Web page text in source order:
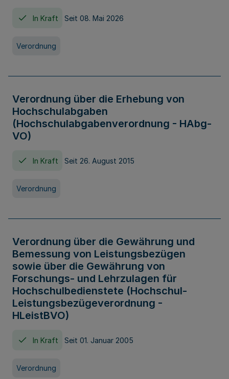
In Kraft Seit 08. Mai 2026
Verordnung
Verordnung über die Erhebung von
Hochschulabgaben
(Hochschulabgabenverordnung - HAbg-
VO)
In Kraft Seit 26. August 2015
Verordnung
Verordnung über die Gewährung und
Bemessung von Leistungsbezügen
sowie über die Gewährung von
Forschungs- und Lehrzulagen für
Hochschulbedienstete (Hochschul-
Leistungsbezügeverordnung -
HLeistBVO)
In Kraft Seit 01. Januar 2005
Verordnung